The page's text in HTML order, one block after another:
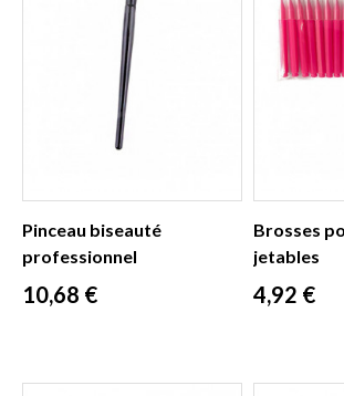
Pinceau biseauté
professionnel
Prix
10,68 €
Brosses
jetables
Prix
4,92 €